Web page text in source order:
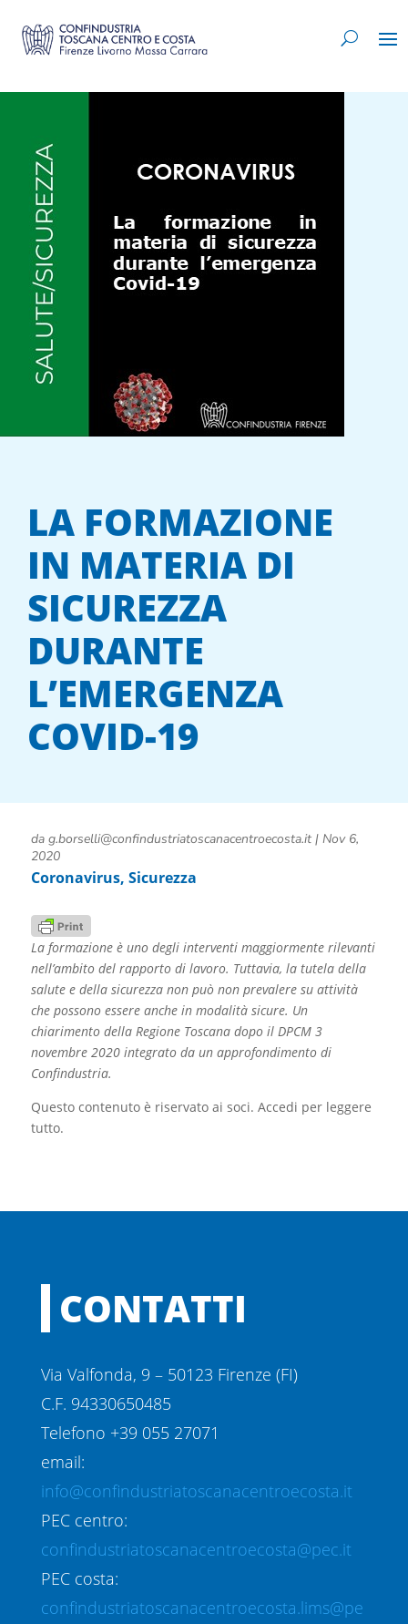
LA FORMAZIONE
IN MATERIA DI
SICUREZZA
DURANTE
L’EMERGENZA
COVID-19
da g.borselli@confindustriatoscanacentroecosta.it| Nov 6,
2020
Coronavirus, Sicurezza
La formazione è uno degli interventi maggiormente rilevanti
nell’ambito del rapporto di lavoro. Tuttavia, la tutela della
salute e della sicurezza non può non prevalere su attività
che possono essere anche in modalità sicure. Un
chiarimento della Regione Toscana dopo il DPCM 3
novembre 2020 integrato da un approfondimento di
Confindustria.
Questo contenuto è riservato ai soci. Accedi per leggere
tutto.
CONTATTI
Via Valfonda, 9 – 50123 Firenze (FI)
C.F. 94330650485
Telefono +39 055 27071
email:
info@confindustriatoscanacentroecosta.it
PEC centro:
confindustriatoscanacentroecosta@pec.it
PEC costa:
confindustriatoscanacentroecosta.lims@pe